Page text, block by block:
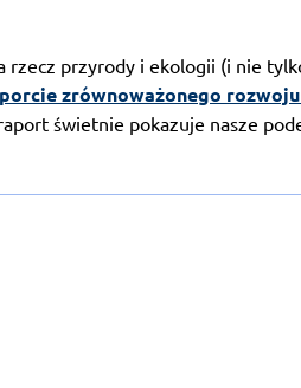
rzecz przyrody i ekologii (i nie
zrównoważonego
świetnie pokazuje nasze